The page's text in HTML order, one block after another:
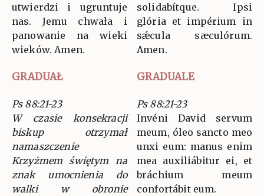
utwierdzi i ugruntuje
nas. Jemu chwała i
panowanie na wieki
wieków. Amen.
solidabítque. Ipsi
glória et impérium in
sǽcula sæculórum.
Amen.
GRADUAŁ GRADUALE
Ps 88:21-23
W czasie konsekracji
biskup otrzymał
namaszczenie
Krzyżmem świętym na
znak umocnienia do
walki w obronie
Ps 88:21-23
Invéni David servum
meum, óleo sancto meo
unxi eum: manus enim
mea auxiliábitur ei, et
bráchium meum
confortábit eum.